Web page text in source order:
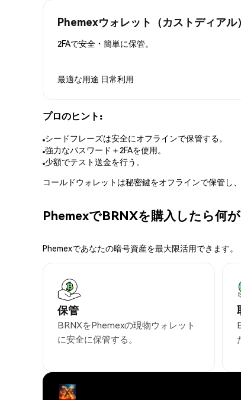
Phemexウォレット（カストディアル）
2FAで安全・簡単に保管。
最適な用途 日常利用
プロのヒント:
シードフレーズは安全にオフラインで保管する。
強力なパスワード＋2FAを使用。
少額でテスト送金を行う。
コールドウォレットは秘密鍵をオフラインで保管し
PhemexでBRNXを購入したら何
Phemexであなたの暗号資産を最大限活用できます。
保管
BRNXをPhemexの現物ウォレット
に安全に保管する。